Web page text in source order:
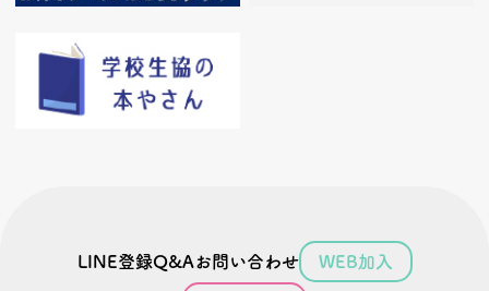
LINE登録Q&Aお問い合わせ WEB加入